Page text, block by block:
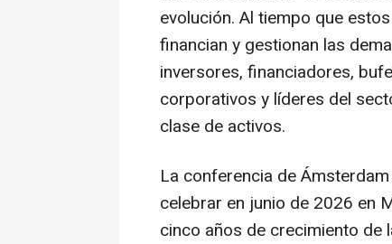
evolución. Al tiempo que
financian y gestionan las
inversores, financiadores,
corporativos y líderes del
clase de activos.
La conferencia de
celebrar en junio de 2026 en
cinco años de crecimiento de